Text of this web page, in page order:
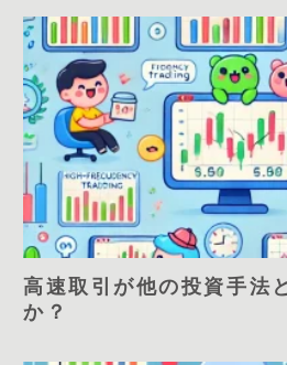
高速取引が他の投資手法
か？